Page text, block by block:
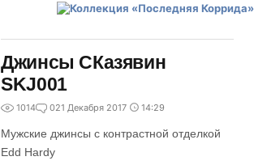
Джинсы СКазявин
SKJ001
1014 021 Декабря 2017 14:29
Мужские джинсы с контрастной отделкой
Edd Hardy